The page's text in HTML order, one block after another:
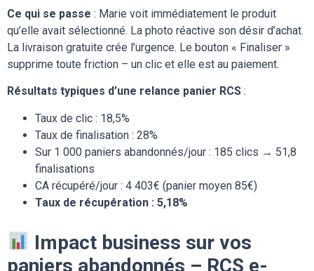
Ce qui se passe : Marie voit immédiatement le produit
qu’elle avait sélectionné. La photo réactive son désir d’achat.
La livraison gratuite crée l’urgence. Le bouton « Finaliser »
supprime toute friction – un clic et elle est au paiement.
Résultats typiques d’une relance panier RCS :
Taux de clic : 18,5%
Taux de finalisation : 28%
Sur 1 000 paniers abandonnés/jour : 185 clics → 51,8
finalisations
CA récupéré/jour : 4 403€ (panier moyen 85€)
Taux de récupération : 5,18%
Impact business sur vos
paniers abandonnés – RCS e-